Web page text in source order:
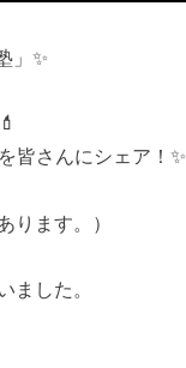
」✨
皆さんにシェア！✨
ります。）
ました。